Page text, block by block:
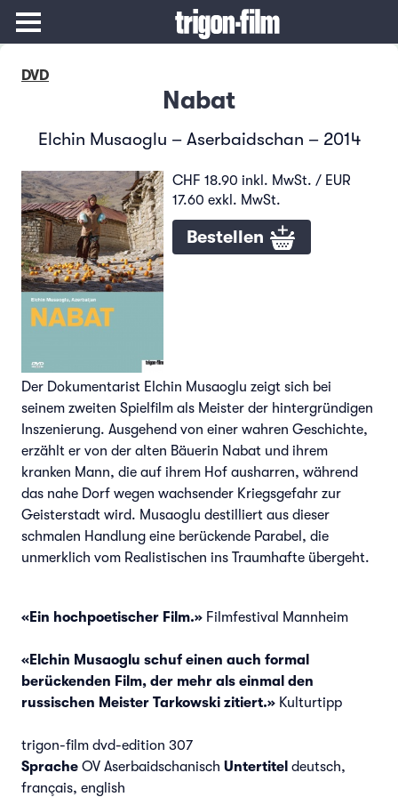
DVD
Nabat
Elchin Musaoglu – Aserbaidschan – 2014
CHF 18.90 inkl. MwSt. / EUR
17.60 exkl. MwSt.
Bestellen
Der Dokumentarist Elchin Musaoglu zeigt sich bei
seinem zweiten Spielfilm als Meister der hintergründigen
Inszenierung. Ausgehend von einer wahren Geschichte,
erzählt er von der alten Bäuerin Nabat und ihrem
kranken Mann, die auf ihrem Hof ausharren, während
das nahe Dorf wegen wachsender Kriegsgefahr zur
Geisterstadt wird. Musaoglu destilliert aus dieser
schmalen Handlung eine berückende Parabel, die
unmerklich vom Realistischen ins Traumhafte übergeht.
«Ein hochpoetischer Film.» Filmfestival Mannheim
«Elchin Musaoglu schuf einen auch formal
berückenden Film, der mehr als einmal den
russischen Meister Tarkowski zitiert.» Kulturtipp
trigon-film dvd-edition 307
Sprache OV Aserbaidschanisch Untertitel deutsch,
français, english